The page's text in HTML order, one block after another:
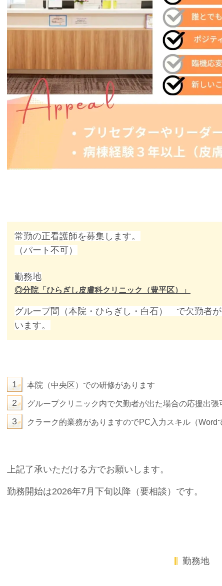
常勤の正看護師を募集します。
（パート不可）
勤務地
◎分院「ひらぎし皮膚科クリニック（豊平区）」
グループ間（本院・ひらぎし・白石） で欠勤者
います。
1 本院（中央区）での研修があります
2 グループクリニック内で欠勤者が出た場合の応援出張
3 クラーク的業務がありますのでPC入力スキル（Word
上記了承いただける方でお願いします。
勤務開始は2026年7月下旬以降（要相談）です。
勤務地